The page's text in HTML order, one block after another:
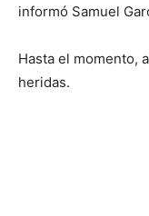
informó Samuel
Hasta el momento,
heridas.